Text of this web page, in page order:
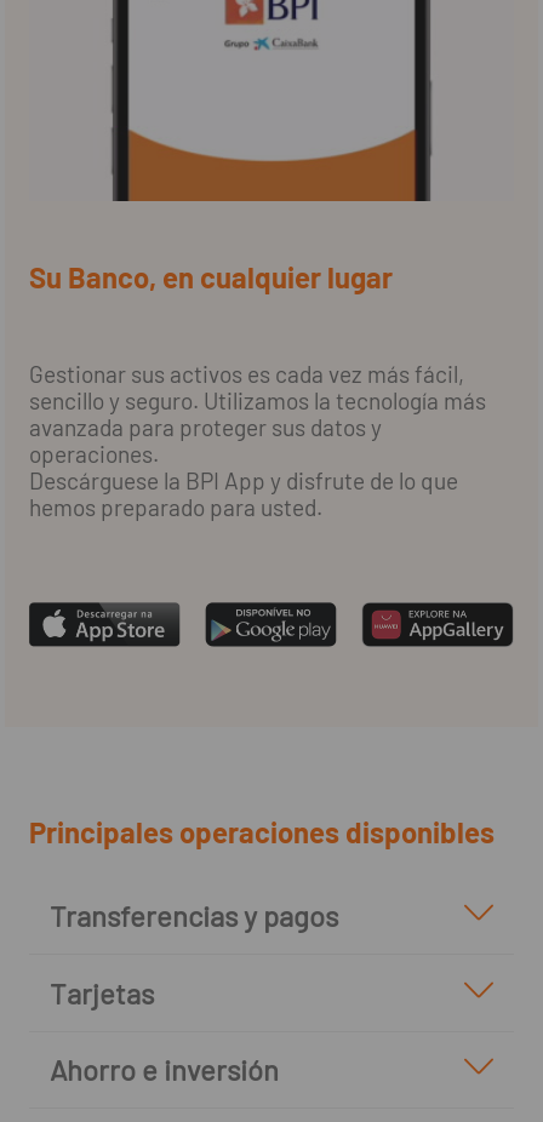
Su Banco, en cualquier lugar
Gestionar sus activos es cada vez más fácil,
sencillo y seguro. Utilizamos la tecnología más
avanzada para proteger sus datos y
operaciones.
Descárguese la BPI App y disfrute de lo que
hemos preparado para usted.
Principales operaciones disponibles
Transferencias y pagos
Tarjetas
Ahorro e inversión